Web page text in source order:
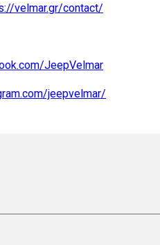
velmar.gr/contact/
JeepVelmar
jeepvelmar/